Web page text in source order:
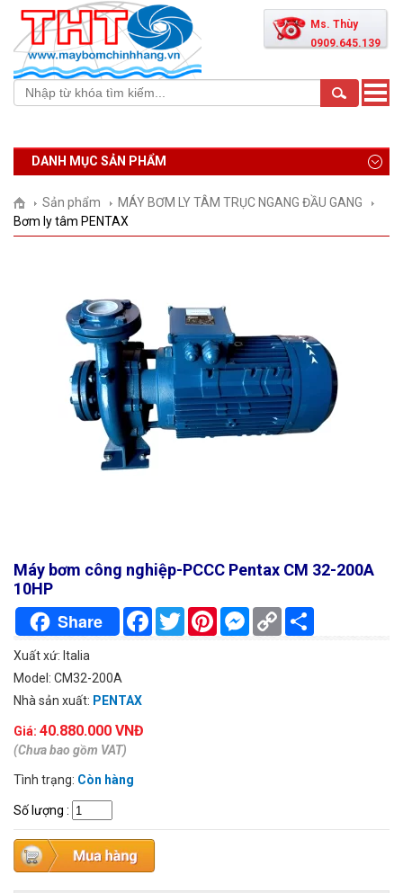
Ms. Thùy
0909.645.139
Toggle
DANH MỤC SẢN PHẨM
Sản phẩm
MÁY BƠM LY TÂM TRỤC NGANG ĐẦU GANG
Bơm ly tâm PENTAX
Máy bơm công nghiệp-PCCC Pentax CM 32-200A
10HP
Share FacebookTwitterPinterestMessenger
Copy
Link
Xuất xứ: Italia
Model: CM32-200A
Nhà sản xuất: PENTAX
Giá: 40.880.000 VNĐ
(Chưa bao gồm VAT)
Tình trạng: Còn hàng
Số lượng :